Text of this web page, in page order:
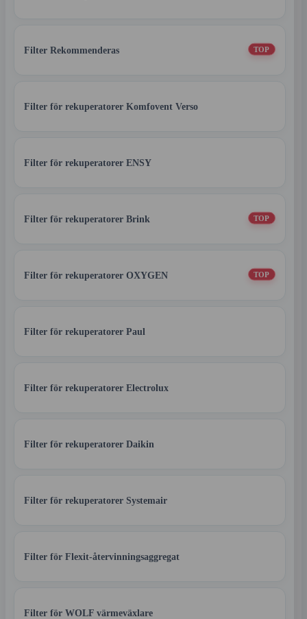
Filter Rekommenderas TOP
Filter för rekuperatorer Komfovent Verso
Filter för rekuperatorer ENSY
Filter för rekuperatorer Brink TOP
Filter för rekuperatorer OXYGEN TOP
Filter för rekuperatorer Paul
Filter för rekuperatorer Electrolux
Filter för rekuperatorer Daikin
Filter för rekuperatorer Systemair
Filter för Flexit-återvinningsaggregat
Filter för WOLF värmeväxlare